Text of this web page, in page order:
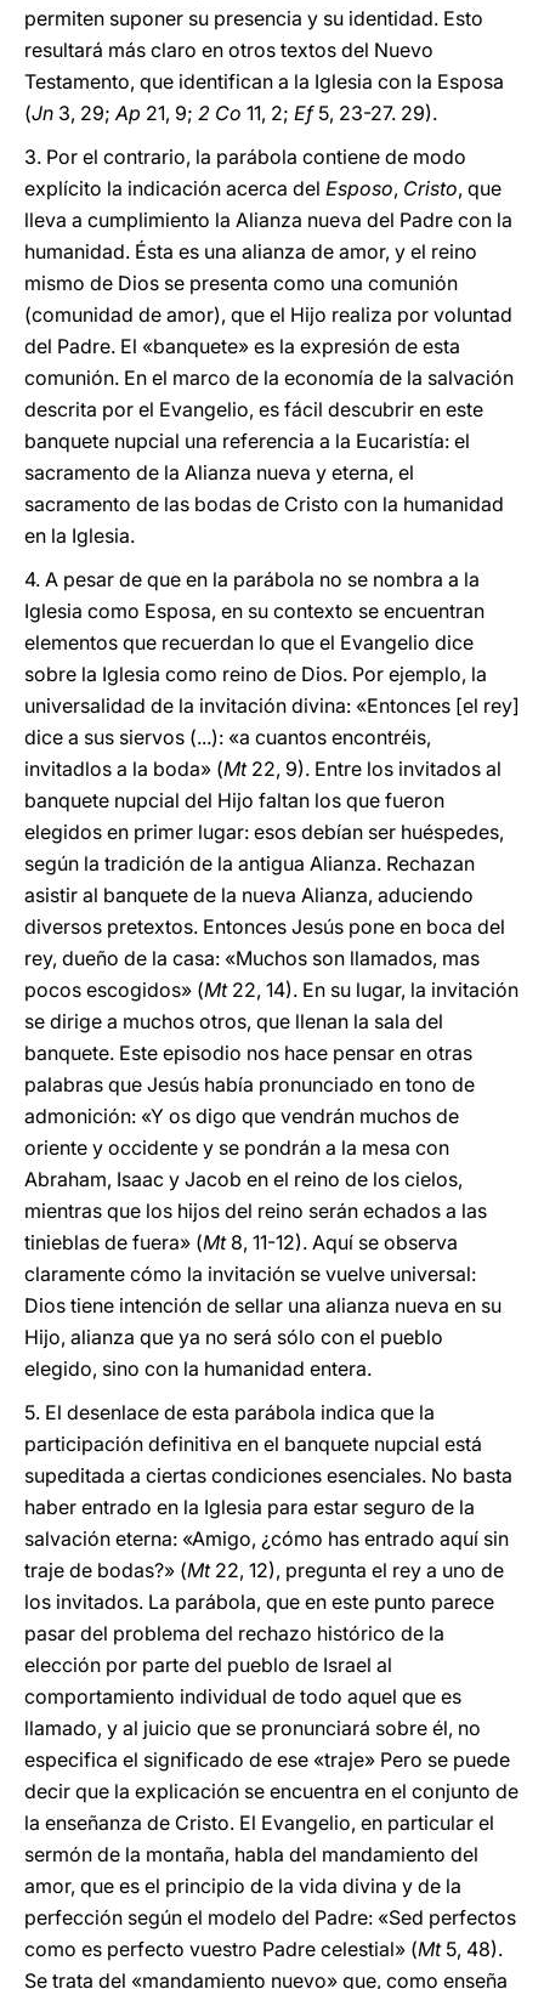
permiten suponer su presencia y su identidad. Esto
resultará más claro en otros textos del Nuevo
Testamento, que identifican a la Iglesia con la Esposa
(Jn 3, 29;Ap 21, 9; 2 Co 11, 2; Ef 5, 23-27. 29).
3. Por el contrario, la parábola contiene de modo
explícito la indicación acerca del Esposo, Cristo, que
lleva a cumplimiento la Alianza nueva del Padre con la
humanidad. Ésta es una alianza de amor, y el reino
mismo de Dios se presenta como una comunión
(comunidad de amor), que el Hijo realiza por voluntad
del Padre. El «banquete» es la expresión de esta
comunión. En el marco de la economía de la salvación
descrita por el Evangelio, es fácil descubrir en este
banquete nupcial una referencia a la Eucaristía: el
sacramento de la Alianza nueva y eterna, el
sacramento de las bodas de Cristo con la humanidad
en la Iglesia.
4. A pesar de que en la parábola no se nombra a la
Iglesia como Esposa, en su contexto se encuentran
elementos que recuerdan lo que el Evangelio dice
sobre la Iglesia como reino de Dios. Por ejemplo, la
universalidad de la invitación divina: «Entonces [el rey]
dice a sus siervos (...): «a cuantos encontréis,
invitadlos a la boda» (Mt 22, 9). Entre los invitados al
banquete nupcial del Hijo faltan los que fueron
elegidos en primer lugar: esos debían ser huéspedes,
según la tradición de la antigua Alianza. Rechazan
asistir al banquete de la nueva Alianza, aduciendo
diversos pretextos. Entonces Jesús pone en boca del
rey, dueño de la casa: «Muchos son llamados, mas
pocos escogidos» (Mt22, 14). En su lugar, la invitación
se dirige a muchos otros, que llenan la sala del
banquete. Este episodio nos hace pensar en otras
palabras que Jesús había pronunciado en tono de
admonición: «Y os digo que vendrán muchos de
oriente y occidente y se pondrán a la mesa con
Abraham, Isaac y Jacob en el reino de los cielos,
mientras que los hijos del reino serán echados a las
tinieblas de fuera» (Mt8, 11-12). Aquí se observa
claramente cómo la invitación se vuelve universal:
Dios tiene intención de sellar una alianza nueva en su
Hijo, alianza que ya no será sólo con el pueblo
elegido, sino con la humanidad entera.
5. El desenlace de esta parábola indica que la
participación definitiva en el banquete nupcial está
supeditada a ciertas condiciones esenciales. No basta
haber entrado en la Iglesia para estar seguro de la
salvación eterna: «Amigo, ¿cómo has entrado aquí sin
traje de bodas?» (Mt22, 12), pregunta el rey a uno de
los invitados. La parábola, que en este punto parece
pasar del problema del rechazo histórico de la
elección por parte del pueblo de Israel al
comportamiento individual de todo aquel que es
llamado, y al juicio que se pronunciará sobre él, no
especifica el significado de ese «traje» Pero se puede
decir que la explicación se encuentra en el conjunto de
la enseñanza de Cristo. El Evangelio, en particular el
sermón de la montaña, habla del mandamiento del
amor, que es el principio de la vida divina y de la
perfección según el modelo del Padre: «Sed perfectos
como es perfecto vuestro Padre celestial» (Mt 5, 48).
Se trata del «mandamiento nuevo» que, como enseña